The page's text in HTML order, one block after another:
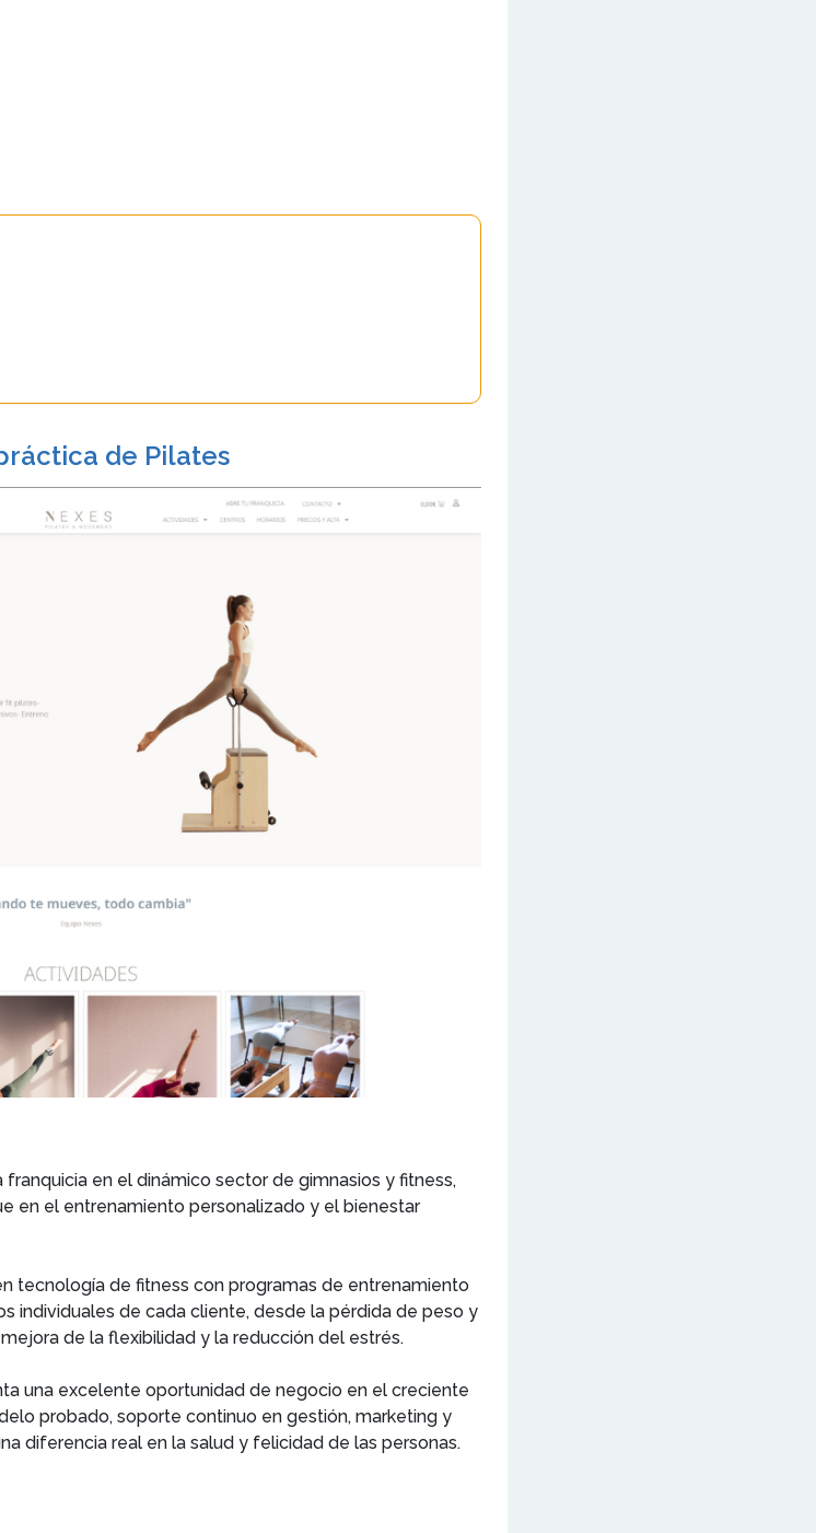
de Pilates
en el dinámico sector de gimnasios y fitness,
en el entrenamiento personalizado y el bienestar
tecnología de fitness con programas de entrenamiento
individuales de cada cliente, desde la pérdida de peso y
de la flexibilidad y la reducción del estrés.
una excelente oportunidad de negocio en el creciente
probado, soporte continuo en gestión, marketing y
diferencia real en la salud y felicidad de las personas.